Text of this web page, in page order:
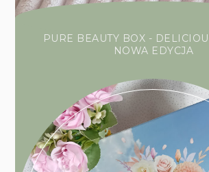
PURE BEAUTY BOX -
NOWA EDYCJA